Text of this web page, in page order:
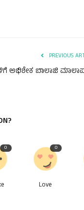
PREVIOUS
ಅಭಿಶೇಕ ಬಾಲಾಜಿ
0 0
Love